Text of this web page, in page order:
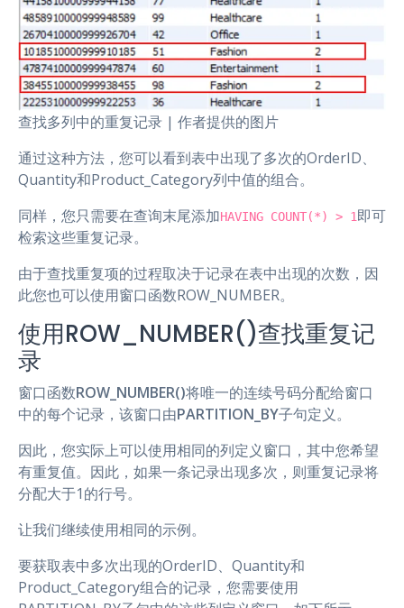
查找多列中的重复记录 | 作者提供的图片
通过这种方法，您可以看到表中出现了多次的OrderID、
Quantity和Product_Category列中值的组合。
同样，您只需要在查询末尾添加HAVING COUNT(*) > 1即可
检索这些重复记录。
由于查找重复项的过程取决于记录在表中出现的次数，因
此您也可以使用窗口函数ROW_NUMBER。
使用ROW_NUMBER()查找重复记
录
窗口函数ROW_NUMBER()将唯一的连续号码分配给窗口
中的每个记录，该窗口由PARTITION_BY子句定义。
因此，您实际上可以使用相同的列定义窗口，其中您希望
有重复值。因此，如果一条记录出现多次，则重复记录将
分配大于1的行号。
让我们继续使用相同的示例。
要获取表中多次出现的OrderID、Quantity和
Product_Category组合的记录，您需要使用